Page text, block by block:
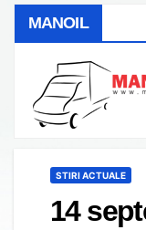
MANOIL
STIRI ACTUALE
14